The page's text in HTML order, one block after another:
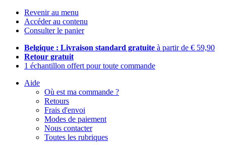
Revenir au menu
Accéder au contenu
Consulter le panier
Belgique : Livraison standard gratuite à partir de € 59,90
Retour gratuit
1 échantillon offert pour toute commande
Aide
Où est ma commande ?
Retours
Frais d'envoi
Modes de paiement
Nous contacter
Toutes les rubriques